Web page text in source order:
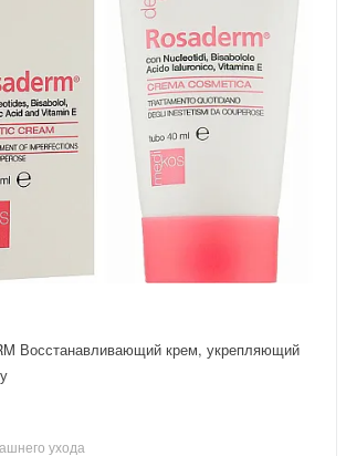
Восстанавливающий крем, укрепляющий
ухода